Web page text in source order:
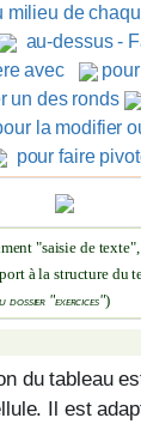
milieu de
au-dessus -
avec
un des ronds
la modifier
pour faire
"saisie de
à la structure du
dossier "exercices")
du tableau
Il est